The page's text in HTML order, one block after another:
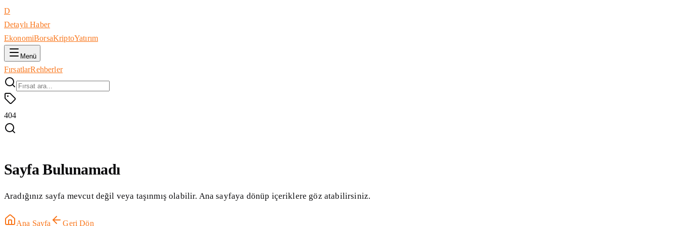
D
Detaylı Haber
EkonomiBorsaKriptoYatırım
Menü
FırsatlarRehberler
404
Sayfa Bulunamadı
Aradığınız sayfa mevcut değil veya taşınmış olabilir. Ana sayfaya dönüp içeriklere göz atabilirsiniz.
Ana Sayfa Geri Dön